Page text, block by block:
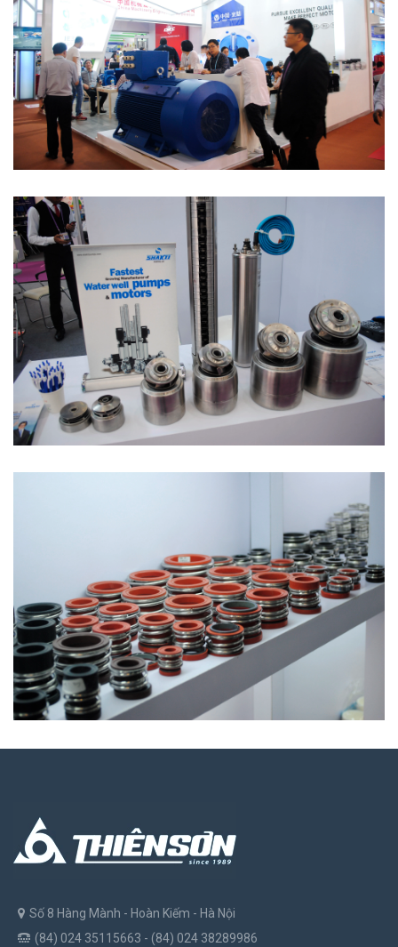
Số 8 Hàng Mành - Hoàn Kiếm - Hà Nội
(84) 024 35115663 - (84) 024 38289986